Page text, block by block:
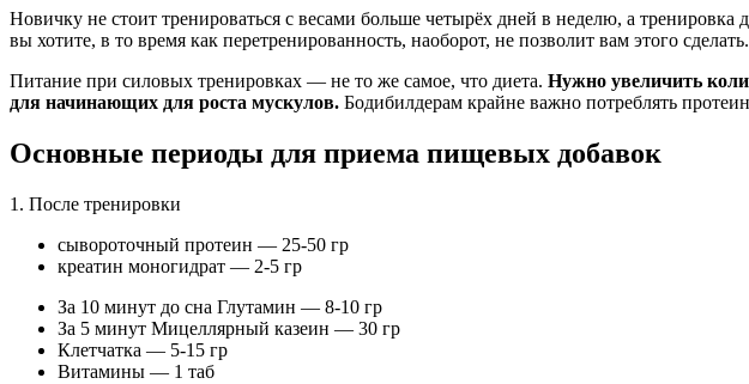
Новичку не стоит тренироваться с весами больше четырёх дней в неделю, а
вы хотите, в то время как перетренированность, наоборот, не позволит вам этого сделать.
Питание при силовых тренировках — не то же самое, что диета. Нужно увеличить
для начинающих для роста мускулов. Бодибилдерам крайне важно потреблять
Основные периоды для приема пищевых добавок
1. После тренировки
сывороточный протеин — 25-50 гр
креатин моногидрат — 2-5 гр
За 10 минут до сна Глутамин — 8-10 гр
За 5 минут Мицеллярный казеин — 30 гр
Клетчатка — 5-15 гр
Витамины — 1 таб